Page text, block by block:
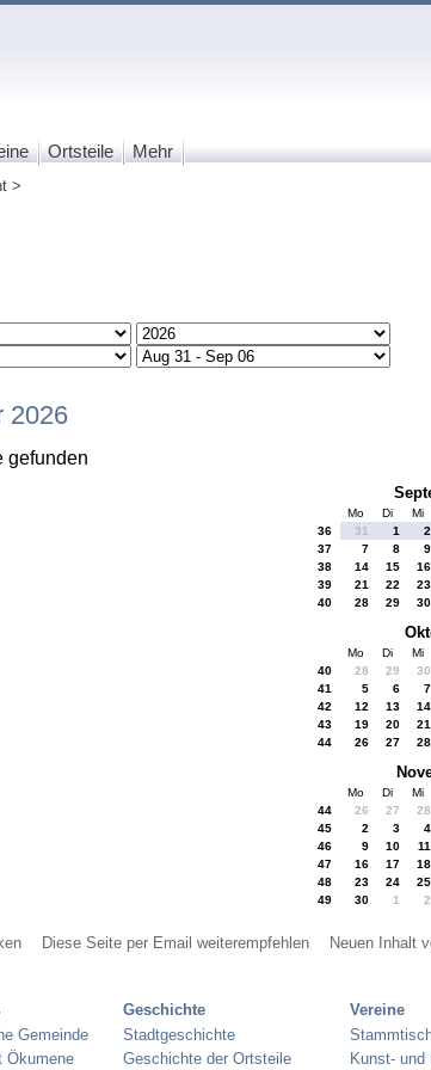
Ortsteile Mehr
>
2026
gefunden
Mo Di Mi
36
31 1 2
37
7 8 9
38
14 15 16
39
21 22 23
40
28 29 30
Mo Di Mi
40
28 29 30
41
5 6 7
42
12 13 14
43
19 20 21
44
26 27 28
Mo Di Mi
44
26 27 28
45
2 3 4
46
9 10 11
47
16 17 18
48
23 24 25
49
30 1 2
Diese Seite per Email weiterempfehlen Neuen Inhalt
Gemeinde
Ökumene
Geschichte
Stadtgeschichte
Geschichte der Ortsteile
Vereine
Kunst- und